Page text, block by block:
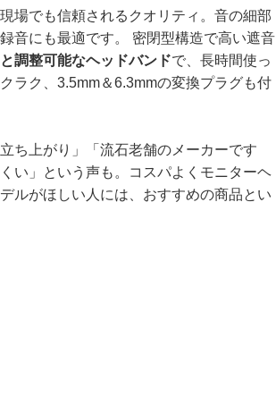
場でも信頼されるクオリティ。音の細部
音にも最適です。 密閉型構造で高い遮音
調整可能なヘッドバンドで、長時間使っ
ラク、3.5mm＆6.3mmの変換プラグも付
ち上がり」「流石老舗のメーカーです
い」という声も。コスパよくモニターヘ
ルがほしい人には、おすすめの商品とい